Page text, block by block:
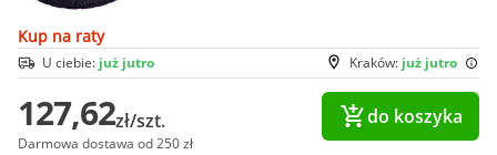
Kup na raty
Kraków: już jutro
U ciebie: już jutro
127,62zł/szt.
Darmowa dostawa od 250 zł
do koszyka